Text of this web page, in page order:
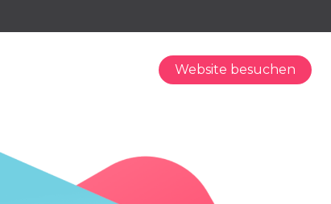
Website besuchen